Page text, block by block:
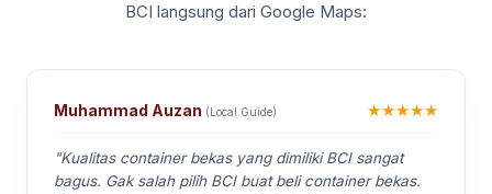
BCI langsung dari Google Maps:
Muhammad Auzan (Local Guide) ★★★★★
"Kualitas container bekas yang dimiliki BCI sangat
bagus. Gak salah pilih BCI buat beli container bekas.